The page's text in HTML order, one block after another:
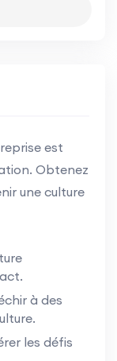
est
Obtenez
une culture
à des
les défis